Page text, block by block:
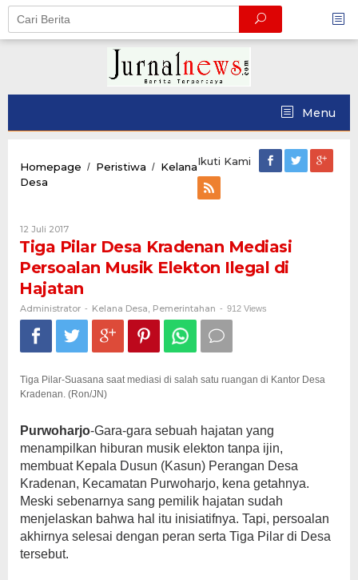
Skip
content
Menu
Homepage / Peristiwa / Kelana
Desa
Kradenan
Mediasi
Persoalan
Musik
Elekton
Ilegal
di
Hajatan
Ikuti Kami
12 Juli 2017Oleh
Administrator
Tiga Pilar Desa Kradenan Mediasi
Persoalan Musik Elekton Ilegal di
Hajatan
Administrator - Kelana Desa, Pemerintahan - 912 Views
Tiga Pilar-Suasana saat mediasi di salah satu ruangan di Kantor Desa
Kradenan. (Ron/JN)
Purwoharjo-Gara-gara sebuah hajatan yang
menampilkan hiburan musik elekton tanpa ijin,
membuat Kepala Dusun (Kasun) Perangan Desa
Kradenan, Kecamatan Purwoharjo, kena getahnya.
Meski sebenarnya sang pemilik hajatan sudah
menjelaskan bahwa hal itu inisiatifnya. Tapi, persoalan
akhirnya selesai dengan peran serta Tiga Pilar di Desa
tersebut.